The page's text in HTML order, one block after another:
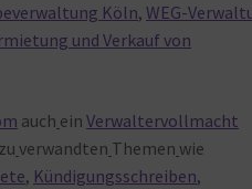
Köln,WEG-
und Verkauf von
auch einVerwaltervollmacht
zu verwandten Themen wie
, Kündigungsschreiben,